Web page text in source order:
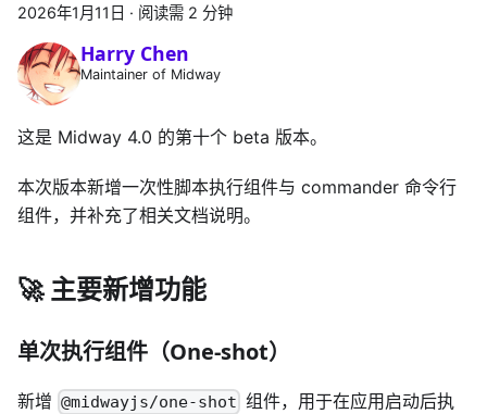
2026年1月11日 · 阅读需 2 分钟
Harry Chen
Maintainer of Midway
这是 Midway 4.0 的第十个 beta 版本。
本次版本新增一次性脚本执行组件与 commander 命令行
组件，并补充了相关文档说明。
🚀 主要新增功能
单次执行组件（One-shot）
新增 @midwayjs/one-shot 组件，用于在应用启动后执